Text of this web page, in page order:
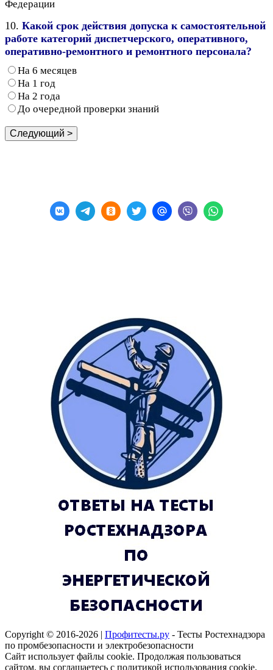
Федерации
10. Какой срок действия допуска к самостоятельной
работе категорий диспетчерского, оперативного,
оперативно-ремонтного и ремонтного персонала?
На 6 месяцев
На 1 год
На 2 года
До очередной проверки знаний
Copyright © 2016-2026 | Профитесты.ру - Тесты Ростехнадзора
по промбезопасности и электробезопасности
Сайт использует файлы cookie. Продолжая пользоваться
сайтом, вы соглашаетесь с политикой использования cookie.